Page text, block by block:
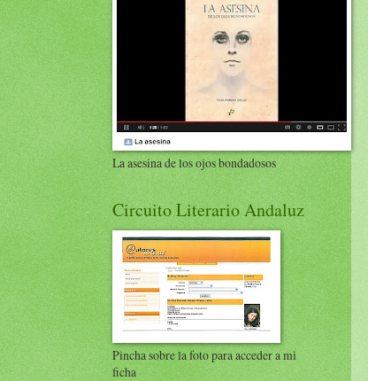
La asesina de los ojos bondadosos
Circuito Literario Andaluz
Pincha sobre la foto para acceder a mi
ficha